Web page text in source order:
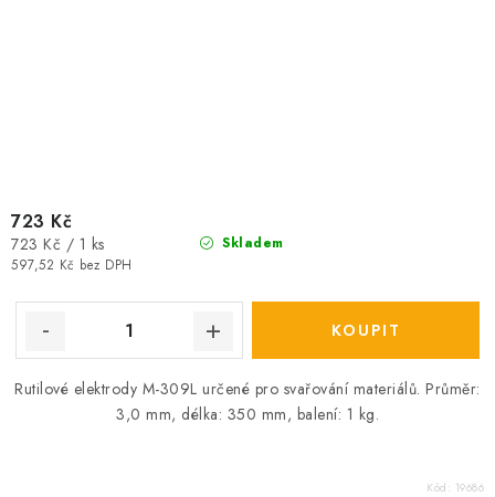
Skladem
597,52 Kč bez DPH
723 Kč
Měrná
cena:
723 Kč / 1 ks
Rutilové elektrody M-309L určené pro svařování materiálů. Průměr:
3,0 mm, délka: 350 mm, balení: 1 kg.
Kód: 19686